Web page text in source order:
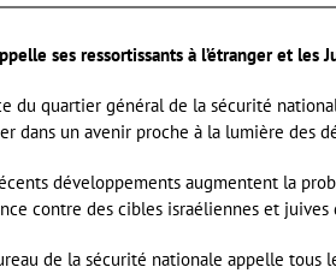
ses ressortissants à l’étranger et
du quartier général de la sécurité
dans un avenir proche à la lumière des
développements augmentent la
contre des cibles israéliennes et
de la sécurité nationale appelle tous